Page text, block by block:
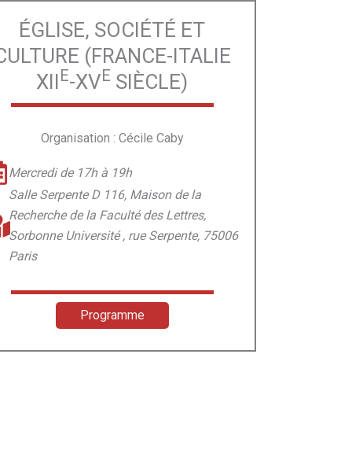
ÉGLISE, SOCIÉTÉ ET
(FRANCE-ITALIE
XII E-XVE SIÈCLE)
Organisation : Cécile Caby
Mercredi de 17h à 19h
Salle Serpente D 116, Maison de la
Recherche de la Faculté des Lettres,
Sorbonne Université , rue Serpente, 75006
Paris
Programme